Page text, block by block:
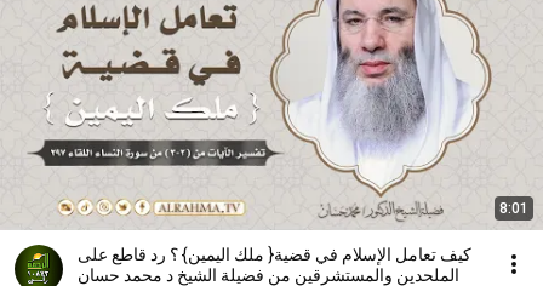
8:01
كيف تعامل الإسلام في قضية{ ملك اليمين} ؟ رد قاطع على
الملحدين والمستشرقين من فضيلة الشيخ د محمد حسان